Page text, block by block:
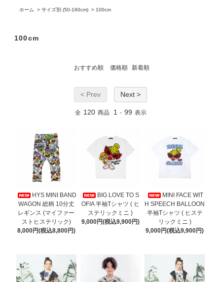
ホーム > サイズ別 (50-160cm) > 100cm
100cm
おすすめ順 価格順 新着順
< Prev Next >
全 120 商品 1 - 99 表示
HYS MINI BAND
WAGON 総柄 10分丈
レギンス (マイファー
ストヒステリック)
8,000円(税込8,800円)
BIG LOVE TO S
OFIA 半袖Tシャツ ( ヒ
ステリックミニ )
9,000円(税込9,900円)
MINI FACE WIT
H SPEECH BALLOON
半袖Tシャツ ( ヒステ
リックミニ )
9,000円(税込9,900円)